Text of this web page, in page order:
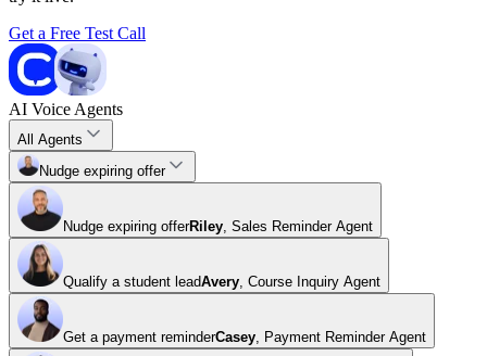
Get a Free Test Call
AI Voice Agents
All Agents
Nudge expiring offer
Nudge expiring offerRiley, Sales Reminder Agent
Qualify a student leadAvery, Course Inquiry Agent
Get a payment reminderCasey, Payment Reminder Agent